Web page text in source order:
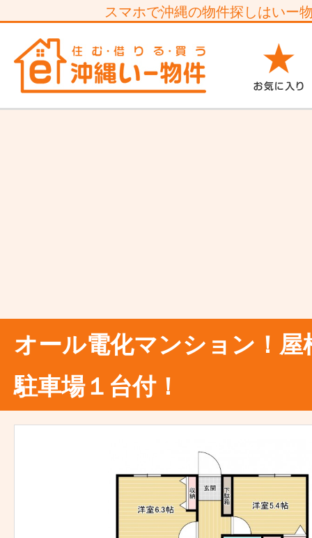
スマホで沖縄の物件探しはいー
オール電化マンション！屋
駐車場１台付！